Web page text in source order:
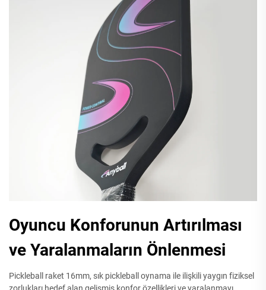
Oyuncu Konforunun Artırılması
ve Yaralanmaların Önlenmesi
Pickleball raket 16mm, sık pickleball oynama ile ilişkili yaygın fiziksel